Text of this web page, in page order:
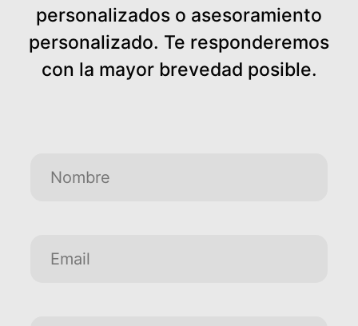
personalizados o asesoramiento
personalizado. Te responderemos
con la mayor brevedad posible.